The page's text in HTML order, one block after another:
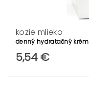
kozie mlieko
denný hydratačný krém
5,54 €